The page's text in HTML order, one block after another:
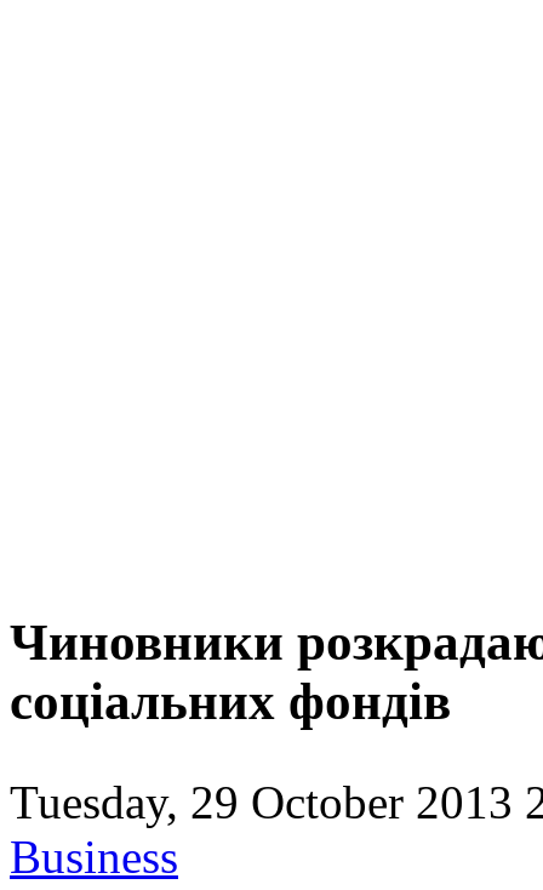
Чиновники
соціальних фондів
Tuesday, 29 October 2013
Business